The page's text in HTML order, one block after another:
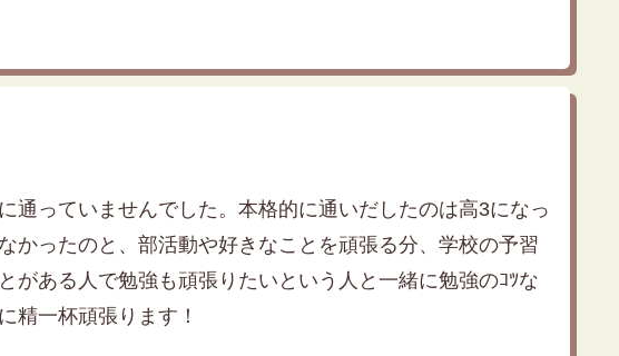
通っていませんでした。本格的に通いだしたのは高3になっ
かったのと、部活動や好きなことを頑張る分、学校の予習
ある人で勉強も頑張りたいという人と一緒に勉強のｺﾂな
精一杯頑張ります！